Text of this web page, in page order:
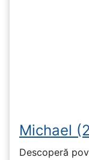
Michael
Descoperă